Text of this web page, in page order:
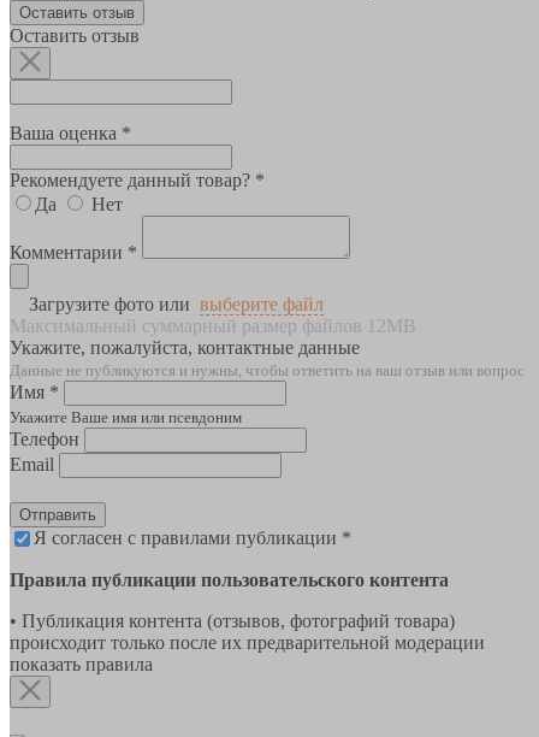
Оставить отзыв
Оставить отзыв
Ваша оценка *
Рекомендуете данный товар? *
Да
Нет
Комментарии *
Загрузите фото или выберите файл
Максимальный суммарный размер файлов 12MB
Укажите, пожалуйста, контактные данные
Данные не публикуются и нужны, чтобы ответить на ваш отзыв или вопрос
Имя *
Укажите Ваше имя или псевдоним
Телефон
Email
Отправить
Я согласен с правилами публикации *
Правила публикации пользовательского контента
• Публикация контента (отзывов, фотографий товара)
происходит только после их предварительной модерации
показать правила